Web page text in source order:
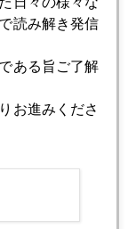
読み解き発信
ある旨ご了解
お進みくださ